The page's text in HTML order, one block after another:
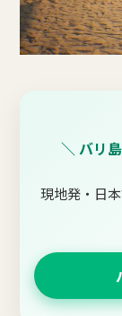
＼ バリ
現地発・日